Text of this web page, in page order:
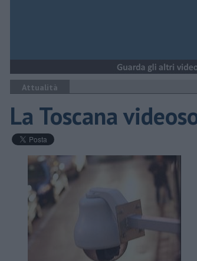
Attualità
La Toscana